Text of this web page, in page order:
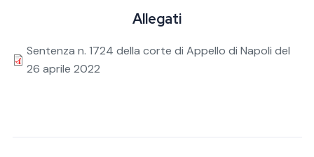
Allegati
Sentenza n. 1724 della corte di Appello di Napoli del
26 aprile 2022